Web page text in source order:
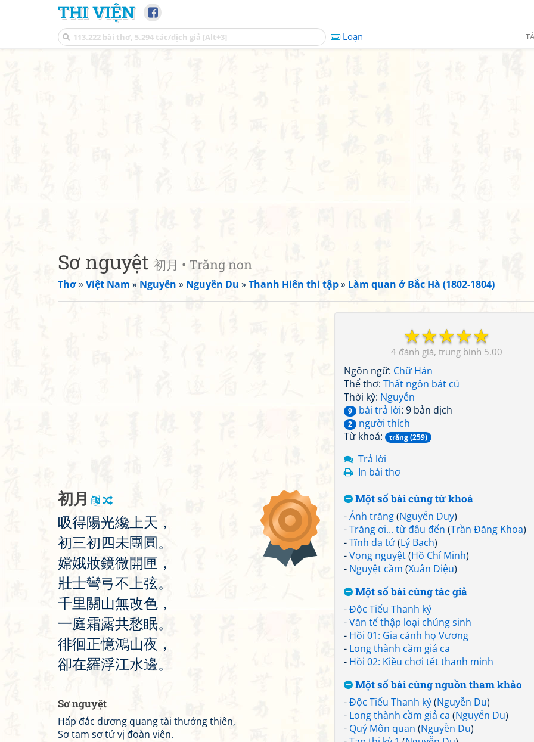
THI VIỆN
Loạn
Sơ nguyệt 初月 • Trăng non
Thơ»Việt Nam » Nguyễn » Nguyễn Du »Thanh Hiên thi tập» Làm quan ở Bắc Hà (1802-1804)
☆
☆
☆
☆
☆
4 5.00
Ngôn ngữ: Chữ Hán
Thể thơ: Thất ngôn bát cú
Thời kỳ: Nguyễn
9 bài trả lời: 9 bản dịch
2
người thích
Từ khoá:
trăng (259)
Trả lời
In bài thơ
Một số bài cùng từ khoá
-Ánh trăng(Nguyễn Duy)
-Trăng ơi... từ đâu đến (Trần Đăng Khoa)
-Tĩnh dạ tứ(Lý Bạch)
-Vọng nguyệt(Hồ Chí Minh)
- Nguyệt cầm (Xuân Diệu)
Một số bài cùng tác giả
-Độc Tiểu Thanh ký
-Văn tế thập loại chúng sinh
- Hồi 01: Gia cảnh họ Vương
- Long thành cầm giả ca
- Hồi 02: Kiều chơi tết thanh minh
Một số bài cùng nguồn tham khảo
-Độc Tiểu Thanh ký(Nguyễn Du)
- Long thành cầm giả ca (Nguyễn Du)
- Quỷ Môn quan (Nguyễn Du)
初 月
吸得陽光纔 上天 ，
初三初 四未團 圓 。
嫦娥妝鏡微開 匣 ，
壯士彎弓不 上弦。
千里關山無改色 ，
一庭霜露共愁眠。
徘徊正憶鴻山夜 ，
卻在羅浮江水邊。
Sơ nguyệt
Hấp đắc dương quang tài thướng thiên,
Sơ tam sơ tứ vị đoàn viên.